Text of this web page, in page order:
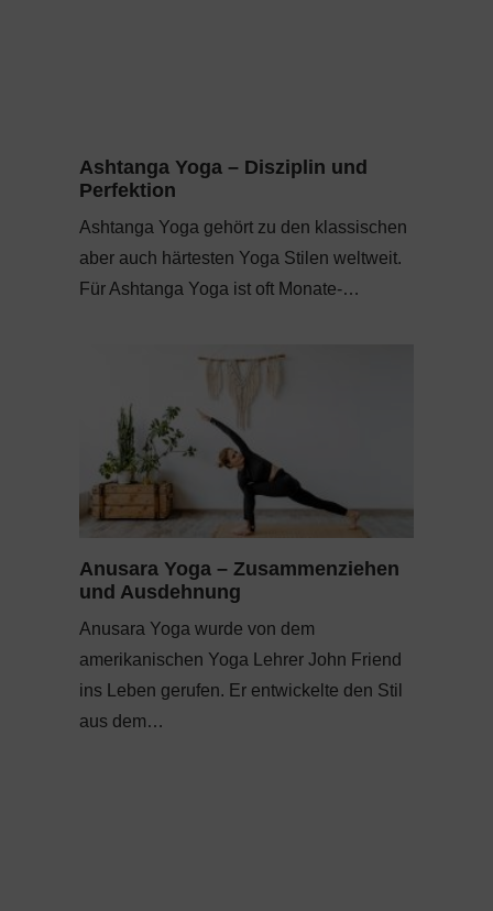
Ashtanga Yoga – Disziplin und
Perfektion
Ashtanga Yoga gehört zu den klassischen
aber auch härtesten Yoga Stilen weltweit.
Für Ashtanga Yoga ist oft Monate-…
Anusara Yoga – Zusammenziehen
und Ausdehnung
Anusara Yoga wurde von dem
amerikanischen Yoga Lehrer John Friend
ins Leben gerufen. Er entwickelte den Stil
aus dem…